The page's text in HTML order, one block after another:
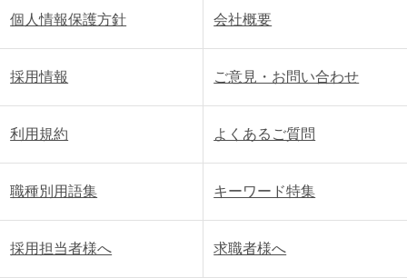
個人情報保護方針 会社概要
採用情報 ご意見・お問い合わせ
利用規約 よくあるご質問
職種別用語集 キーワード特集
採用担当者様へ 求職者様へ